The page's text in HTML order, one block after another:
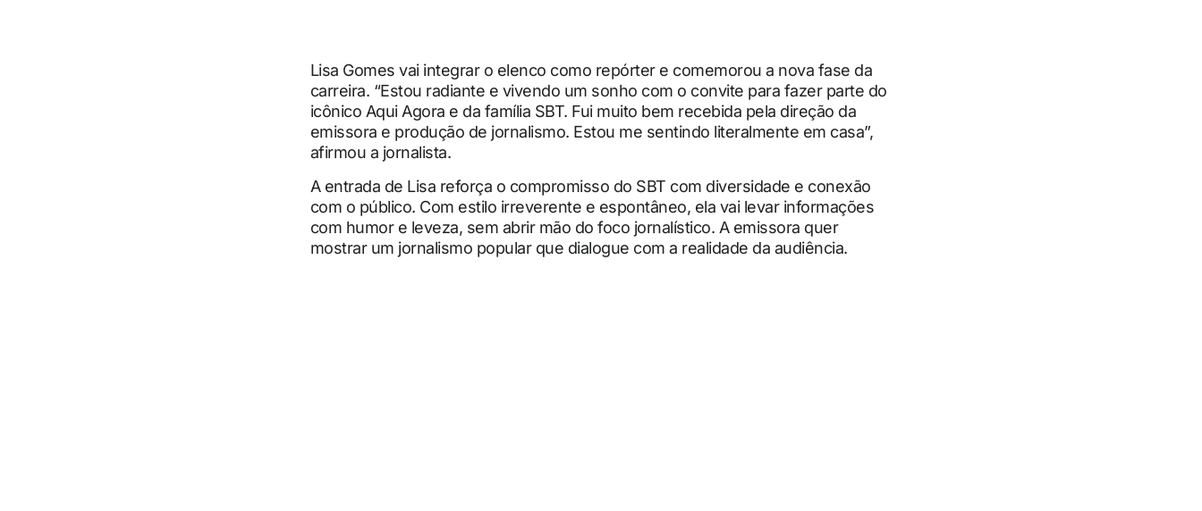
Lisa Gomes vai integrar o elenco como repórter e comemorou a nova fase da
carreira. “Estou radiante e vivendo um sonho com o convite para fazer parte do
icônico Aqui Agora e da família SBT. Fui muito bem recebida pela direção da
emissora e produção de jornalismo. Estou me sentindo literalmente em casa”,
afirmou a jornalista.
A entrada de Lisa reforça o compromisso do SBT com diversidade e conexão
com o público. Com estilo irreverente e espontâneo, ela vai levar informações
com humor e leveza, sem abrir mão do foco jornalístico. A emissora quer
mostrar um jornalismo popular que dialogue com a realidade da audiência.